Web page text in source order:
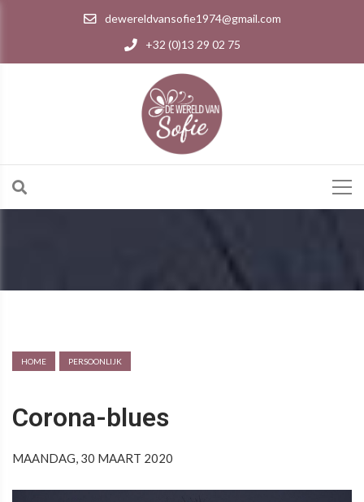
dewereldvansofie1974@gmail.com
+32 (0)13 29 02 75
HOME PERSOONLIJK
Corona-blues
MAANDAG, 30 MAART 2020